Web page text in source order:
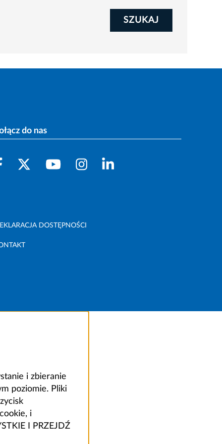
SZUKAJ
do nas
DOSTĘPNOŚCI
i zbieranie
poziomie. Pliki
i
I PRZEJDŹ